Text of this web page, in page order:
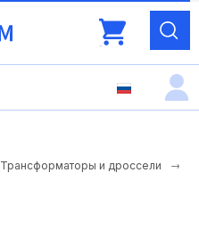
Трансформаторы и дроссели